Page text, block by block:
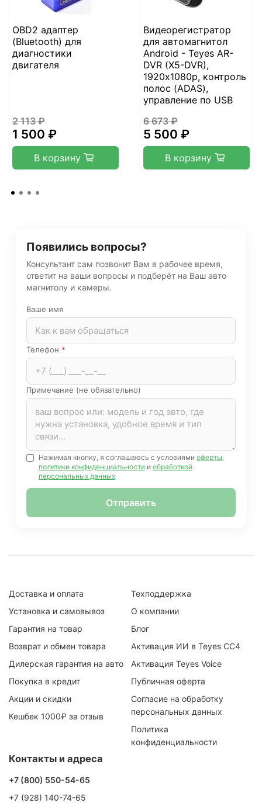
OBD2 адаптер
(Bluetooth) для
диагностики
двигателя
2 113 ₽
1 500 ₽
В корзину
Видеорегистратор
для автомагнитол
Android - Teyes AR-
DVR (X5-DVR),
1920х1080p, контроль
полос (ADAS),
управление по USB
6 673 ₽
5 500 ₽
В корзину
Появились вопросы?
Консультант сам позвонит Вам в рабочее время,
ответит на ваши вопросы и подберёт на Ваш авто
магнитолу и камеры.
Ваше имя
Телефон *
Примечание (не обязательно)
Нажимая кнопку, я соглашаюсь с условиями оферты
политики конфиденциальности и обработкой
персональных данных
Отправить
Доставка и оплата
Установка и самовывоз
Гарантия на товар
Возврат и обмен товара
Дилерская гарантия на авто
Покупка в кредит
Акции и скидки
Кешбек 1000₽ за отзыв
Техподдержка
О компании
Блог
Активация ИИ в Teyes CC4
Активация Teyes Voice
Публичная оферта
Согласие на обработку
персональных данных
Политика
конфиденциальности
Контакты и адреса
+7 (800) 550-54-65
+7 (928) 140-74-65